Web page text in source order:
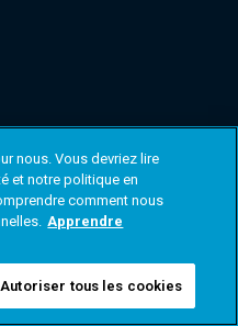
nous. Vous devriez lire
et notre politique en
comment nous
Apprendre
Autoriser tous les cookies